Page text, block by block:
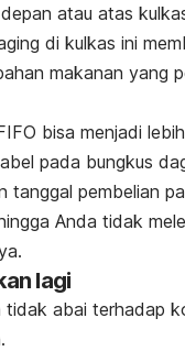
atau atas
di kulkas ini
makanan yang
bisa menjadi
pada bungkus
tanggal pembelian
Anda tidak
lagi
tidak abai terhadap